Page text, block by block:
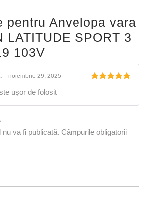
pentru Anvelopa vara
LATITUDE SPORT 3
103V
– noiembrie 29, 2025
ușor de folosit
va fi publicată. Câmpurile obligatorii